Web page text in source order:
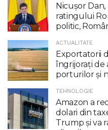
Nicuşor
ratingului
politic,
ACTUALITATE
Exportatorii
îngrijorați de
porturilor și
TEHNOLOGIE
Amazon a
dolari din
Trump şi va